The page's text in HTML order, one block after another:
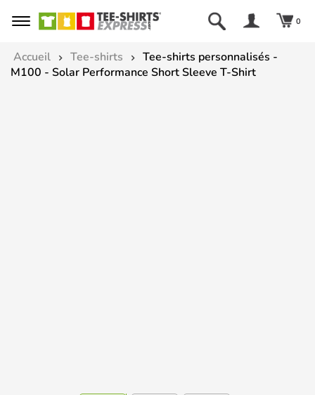
0
Accueil Tee-shirts
Tee-shirts personnalisés -
M100 - Solar Performance Short Sleeve T-Shirt